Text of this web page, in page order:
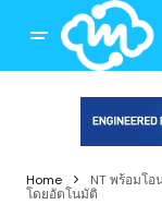
Home
NT พร้อมโอ
โดยอัตโนมัติ